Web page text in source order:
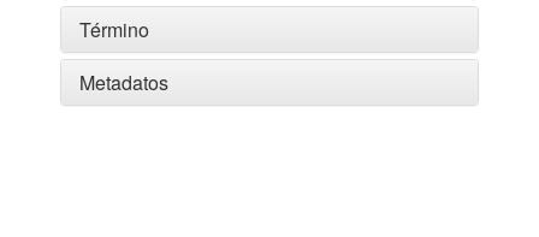
Término
Metadatos